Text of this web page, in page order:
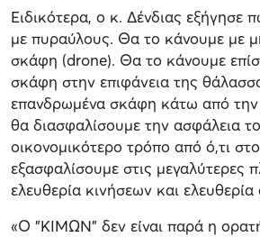
Ειδικότερα, ο κ. Δένδιας εξήγησε
με πυραύλους. Θα το κάνουμε με
σκάφη (drone). Θα το κάνουμε
σκάφη στην επιφάνεια της
επανδρωμένα σκάφη κάτω από την
θα διασφαλίσουμε την ασφάλεια
οικονομικότερο τρόπο από ό,τι
εξασφαλίσουμε στις μεγαλύτερες
ελευθερία κινήσεων και
«O "ΚΙΜΩΝ" δεν είναι παρά η